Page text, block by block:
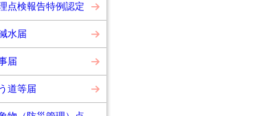
点検報告特例認定
水届
届
道等届